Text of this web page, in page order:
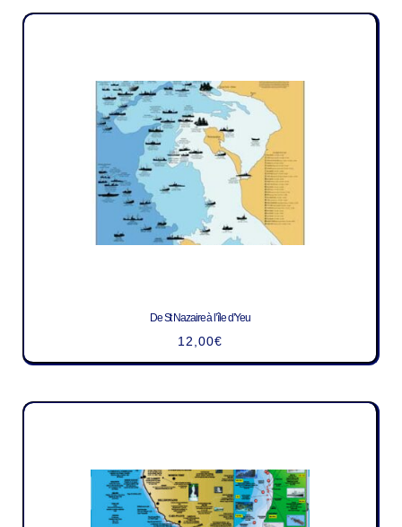
De St Nazaire à l’île d’Yeu
12,00€